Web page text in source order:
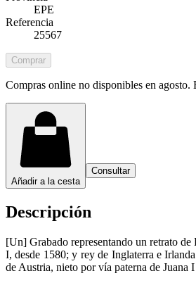
EPE
Referencia
25567
Comprar
Compras online no disponibles en agosto.
Añadir a la cesta
Consultar
Descripción
[Un] Grabado representando un retrato
I, desde 1580; y rey de Inglaterra e
de Austria, nieto por vía paterna de